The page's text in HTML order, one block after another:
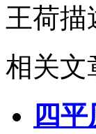
王荷描
相关文
四